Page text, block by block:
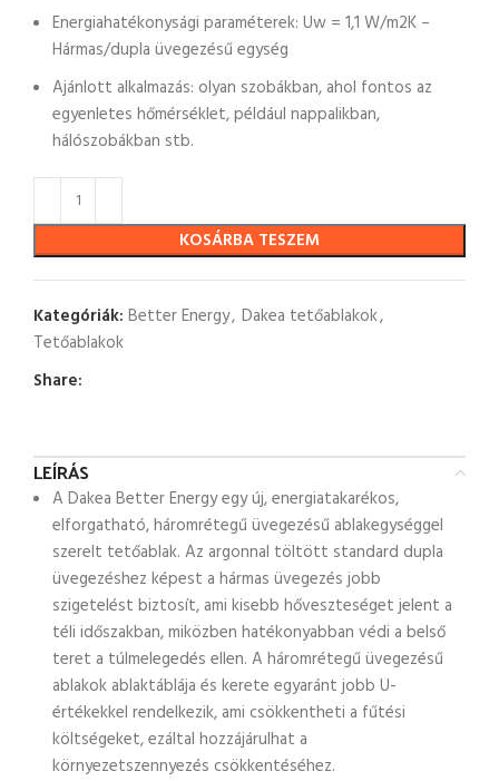
Energiahatékonysági paraméterek: Uw = 1,1 W/m2K –
Hármas/dupla üvegezésű egység
Ajánlott alkalmazás: olyan szobákban, ahol fontos az
egyenletes hőmérséklet, például nappalikban,
hálószobákban stb.
KOSÁRBA TESZEM
Kategóriák: Better Energy, Dakea tetőablakok,
Tetőablakok
Share:
LEÍRÁS
A Dakea Better Energy egy új, energiatakarékos,
elforgatható, háromrétegű üvegezésű ablakegységgel
szerelt tetőablak. Az argonnal töltött standard dupla
üvegezéshez képest a hármas üvegezés jobb
szigetelést biztosít, ami kisebb hőveszteséget jelent a
téli időszakban, miközben hatékonyabban védi a belső
teret a túlmelegedés ellen. A háromrétegű üvegezésű
ablakok ablaktáblája és kerete egyaránt jobb U-
értékekkel rendelkezik, ami csökkentheti a fűtési
költségeket, ezáltal hozzájárulhat a
környezetszennyezés csökkentéséhez.